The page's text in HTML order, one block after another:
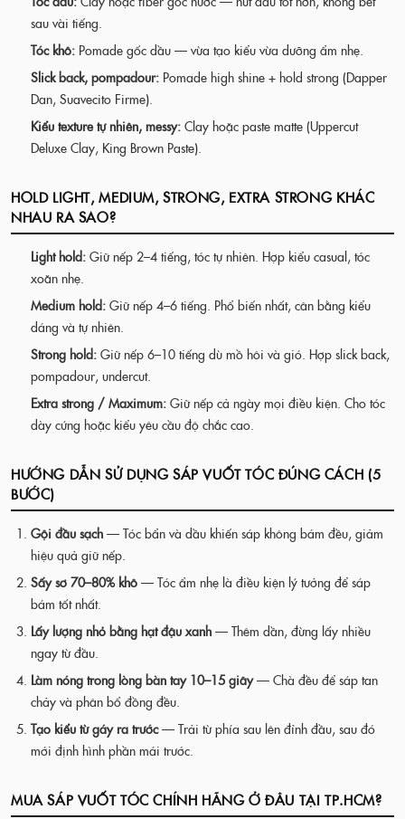
sau vài tiếng.
Tóc khô: Pomade gốc dầu — vừa tạo kiểu vừa dưỡng ẩm nhẹ.
Slick back, pompadour: Pomade high shine + hold strong (Dapper
Dan, Suavecito Firme).
Kiểu texture tự nhiên, messy: Clay hoặc paste matte (Uppercut
Deluxe Clay, King Brown Paste).
HOLD LIGHT, MEDIUM, STRONG, EXTRA STRONG KHÁC
NHAU RA SAO?
Light hold: Giữ nếp 2–4 tiếng, tóc tự nhiên. Hợp kiểu casual, tóc
xoăn nhẹ.
Medium hold: Giữ nếp 4–6 tiếng. Phổ biến nhất, cân bằng kiểu
dáng và tự nhiên.
Strong hold: Giữ nếp 6–10 tiếng dù mồ hôi và gió. Hợp slick back,
pompadour, undercut.
Extra strong / Maximum: Giữ nếp cả ngày mọi điều kiện. Cho tóc
dày cứng hoặc kiểu yêu cầu độ chắc cao.
HƯỚNG DẪN SỬ DỤNG SÁP VUỐT TÓC ĐÚNG CÁCH (5
BƯỚC)
Gội đầu sạch — Tóc bẩn và dầu khiến sáp không bám đều, giảm
hiệu quả giữ nếp.
Sấy sơ 70–80% khô — Tóc ẩm nhẹ là điều kiện lý tưởng để sáp
bám tốt nhất.
Lấy lượng nhỏ bằng hạt đậu xanh — Thêm dần, đừng lấy nhiều
ngay từ đầu.
Làm nóng trong lòng bàn tay 10–15 giây— Chà đều để sáp tan
chảy và phân bổ đồng đều.
Tạo kiểu từ gáy ra trước— Trải từ phía sau lên đỉnh đầu, sau đó
mới định hình phần mái trước.
MUA SÁP VUỐT TÓC CHÍNH HÃNG Ở ĐÂU TẠI TP.HCM?